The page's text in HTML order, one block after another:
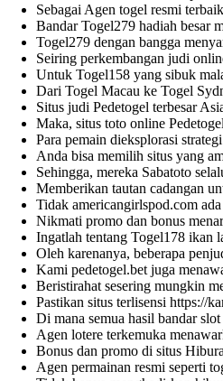
Sebagai Agen togel resmi
BandarTogel279 hadiah besar
Togel279 dengan bangga
Seiring perkembangan judi
Untuk Togel158 yang sibuk
Dari Togel Macau ke Togel
Situs judi Pedetogel terbesar
Maka, situs toto online Pedetogel
Para pemain dieksplorasi
Anda bisa memilih situs yang
Sehingga, mereka Sabatoto
Memberikan tautan cadangan
Tidak americangirlspod.com
Nikmati promo dan bonus
Ingatlah tentang Togel178 ikan
Oleh karenanya, beberapa
Kami pedetogel.bet juga
Beristirahat sesering mungkin
Pastikan situs terlisensi https://
Di mana semua hasil bandarslot
Agen lotere terkemuka
Bonus dan promo di situs
Agen permainan resmi seperti